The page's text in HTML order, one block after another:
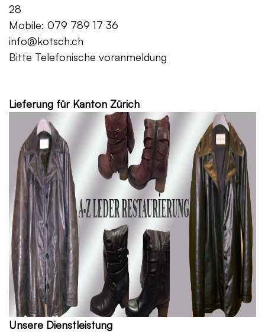
28
Mobile: 079 789 17 36
info@kotsch.ch
Bitte Telefonische voranmeldung
Lieferung für Kanton Zürich
Unsere Dienstleistung